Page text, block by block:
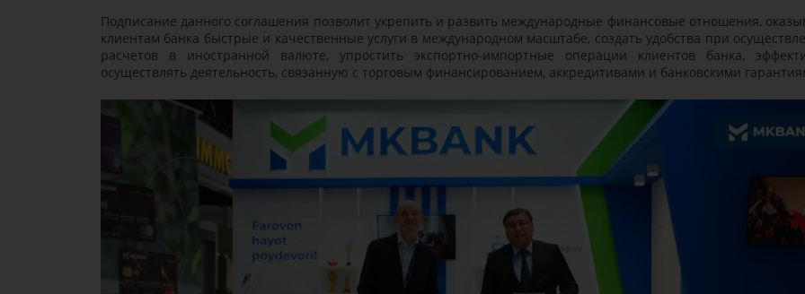
Подписание данного соглашения позволит укрепить и развить международные финансовые отношения,
клиентам банка быстрые и качественные услуги в международном масштабе, создать удобства при
расчетов в иностранной валюте, упростить экспортно-импортные операции клиентов банка,
осуществлять деятельность, связанную с торговым финансированием, аккредитивами и банковскими